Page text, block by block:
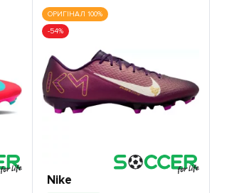
ОРИГІНАЛ 100%
-54%
Nike